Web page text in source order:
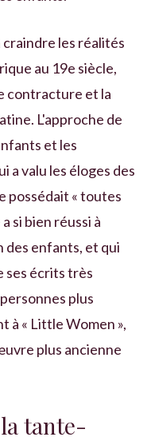
les réalités
au 19e siècle,
contracture et la
L'approche de
et les
a valu les éloges des
possédait « toutes
si bien réussi à
enfants, et qui
ses écrits très
plus
à « Little Women »,
plus ancienne
tante-